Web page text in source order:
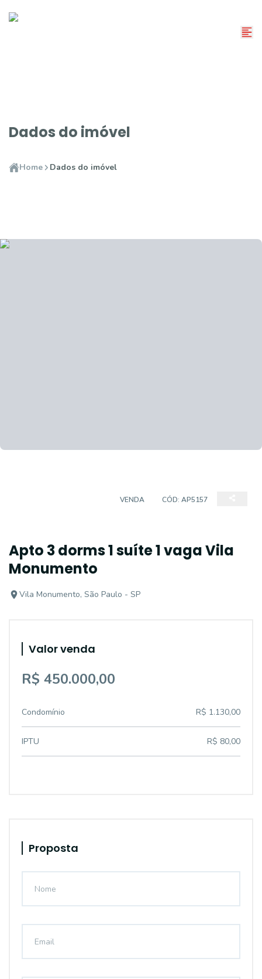
Dados do imóvel
Home Dados do imóvel
VENDA CÓD: AP5157
Apto 3 dorms 1 suíte 1 vaga Vila
Monumento
Vila Monumento, São Paulo - SP
Valor venda
R$ 450.000,00
Condomínio R$ 1.130,00
IPTU R$ 80,00
Proposta